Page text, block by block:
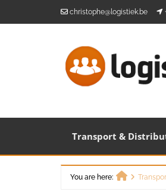
christophe@logistiek.be
Transport &
You are here: